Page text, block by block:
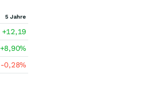
5 Jahre
+12,19
+8,90%
-0,28%